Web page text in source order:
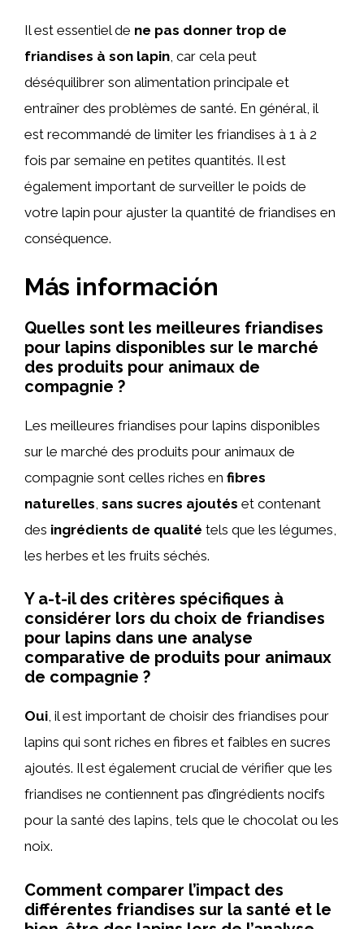
Il est essentiel de ne pas donner trop de
friandises à son lapin, car cela peut
déséquilibrer son alimentation principale et
entraîner des problèmes de santé. En général, il
est recommandé de limiter les friandises à 1 à 2
fois par semaine en petites quantités. Il est
également important de surveiller le poids de
votre lapin pour ajuster la quantité de friandises en
conséquence.
Más información
Quelles sont les meilleures friandises
pour lapins disponibles sur le marché
des produits pour animaux de
compagnie ?
Les meilleures friandises pour lapins disponibles
sur le marché des produits pour animaux de
compagnie sont celles riches en fibres
naturelles sans sucres ajoutés et contenant
des ingrédients de qualité tels que les légumes,
les herbes et les fruits séchés.
Y a-t-il des critères spécifiques à
considérer lors du choix de friandises
pour lapins dans une analyse
comparative de produits pour animaux
de compagnie ?
Oui, il est important de choisir des friandises pour
lapins qui sont riches en fibres et faibles en sucres
ajoutés. Il est également crucial de vérifier que les
friandises ne contiennent pas d’ingrédients nocifs
pour la santé des lapins, tels que le chocolat ou les
noix.
Comment comparer l’impact des
différentes friandises sur la santé et le